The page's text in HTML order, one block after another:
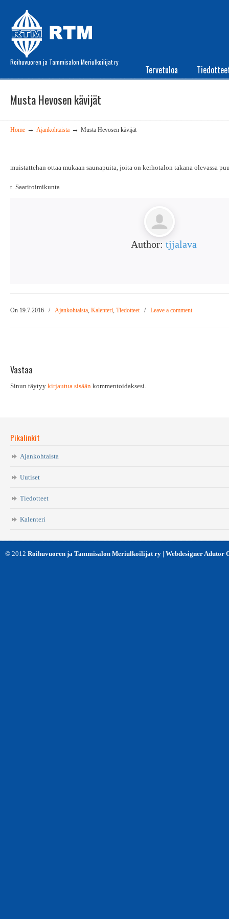
Roihuvuoren ja Tammisalon Meriulkoilijat ry
Tervetuloa
Musta Hevosen kävijät
Home → Ajankohtaista → Musta Hevosen kävijät
muistattehan ottaa mukaan saunapuita, joita on kerhotalon takana olevassa
t. Saaritoimikunta
Author: tjjalava
On 19.7.2016 / Ajankohtaista, Kalenteri, Tiedotteet / Leave a comment
Vastaa
Sinun täytyy kirjautua sisään kommentoidaksesi.
Pikalinkit
Ajankohtaista
Uutiset
Tiedotteet
Kalenteri
© 2012 Roihuvuoren ja Tammisalon Meriulkoilijat ry | Webdesigner Adutor